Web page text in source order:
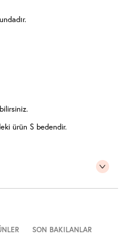
ürün S bedendir.
SON BAKILANLAR